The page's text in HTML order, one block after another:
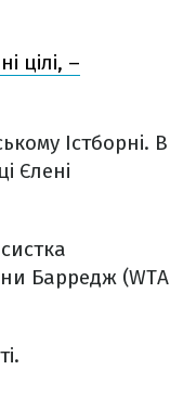
цілі, –
Істборні. В
Єлені
Барредж (WTA